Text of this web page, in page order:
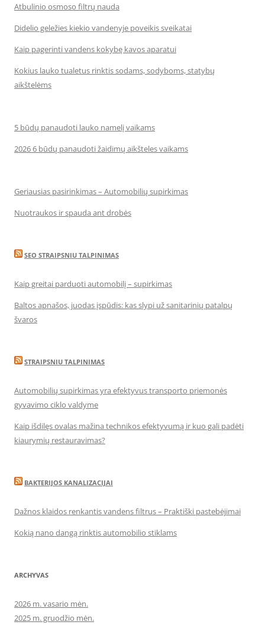
Atbulinio osmoso filtrų nauda
Didelio geležies kiekio vandenyje poveikis sveikatai
Kaip pagerinti vandens kokybę kavos aparatui
Kokius lauko tualetus rinktis sodams, sodyboms, statybų
aikštelėms
5 būdų panaudoti lauko namelį vaikams
2026 6 būdų panaudoti žaidimų aikšteles vaikams
Geriausias pasirinkimas – Automobilių supirkimas
Nuotraukos ir spauda ant drobės
SEO STRAIPSNIU TALPINIMAS
Kaip greitai parduoti automobilį – supirkimas
Baltos apnašos, juodas įspūdis: kas slypi už sanitarinių patalpų
švaros
STRAIPSNIU TALPINIMAS
Automobilių supirkimas yra efektyvus transporto priemonės
gyvavimo ciklo valdyme
Kaip išdilęs ovalas mažina technikos efektyvumą ir kuo gali padėti
kiaurymių restauravimas?
BAKTERIJOS KANALIZACIJAI
Dažnos klaidos renkantis vandens filtrus – Praktiški pastebėjimai
Kokią nano dangą rinktis automobilio stiklams
ARCHYVAS
2026 m. vasario mėn.
2025 m. gruodžio mėn.